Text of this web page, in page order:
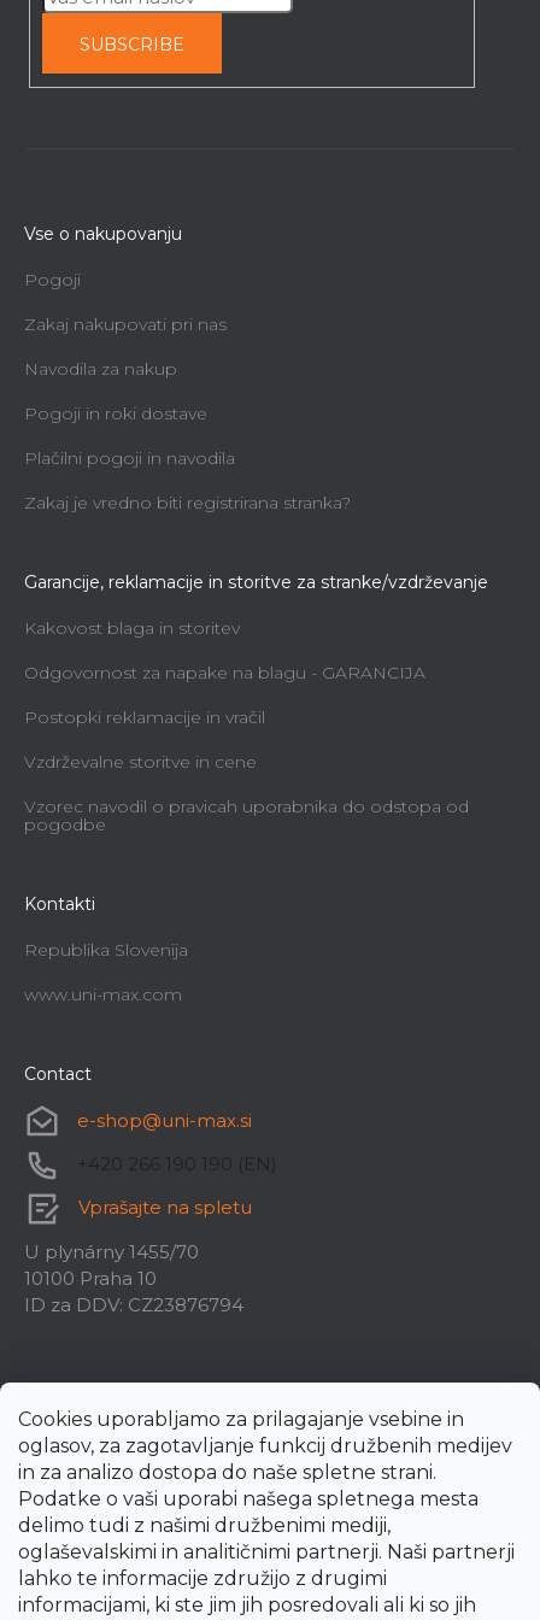
Cookies uporabljamo za prilagajanje vsebine in
oglasov, za zagotavljanje funkcij družbenih medijev
in za analizo dostopa do naše spletne strani.
Podatke o vaši uporabi našega spletnega mesta
delimo tudi z našimi družbenimi mediji,
oglaševalskimi in analitičnimi partnerji. Naši partnerji
lahko te informacije združijo z drugimi
informacijami, ki ste jim jih posredovali ali ki so jih
SUBSCRIBE
Vse o nakupovanju
Pogoji
Zakaj nakupovati pri nas
Navodila za nakup
Pogoji in roki dostave
Plačilni pogoji in navodila
Zakaj je vredno biti registrirana stranka?
Garancije, reklamacije in storitve za stranke/vzdrževanje
Kakovost blaga in storitev
Odgovornost za napake na blagu - GARANCIJA
Postopki reklamacije in vračil
Vzdrževalne storitve in cene
Vzorec navodil o pravicah uporabnika do odstopa od
pogodbe
Kontakti
Republika Slovenija
www.uni-max.com
Contact
e-shop@uni-max.si
+420 266 190 190 (EN)
Vprašajte na spletu
U plynárny 1455/70
10100 Praha 10
ID za DDV: CZ23876794